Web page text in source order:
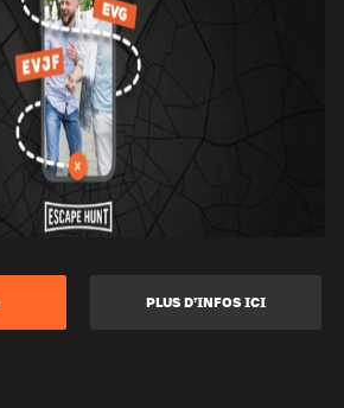
PLUS D’INFOS ICI